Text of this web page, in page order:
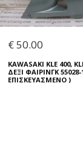
€ 50.00
KAWASAKI KLE 400,
ΔΕΞΙ ΦΑΙΡΙΝΓΚ 55028-
ΕΠΙΣΚΕΥΑΣΜΕΝΟ )